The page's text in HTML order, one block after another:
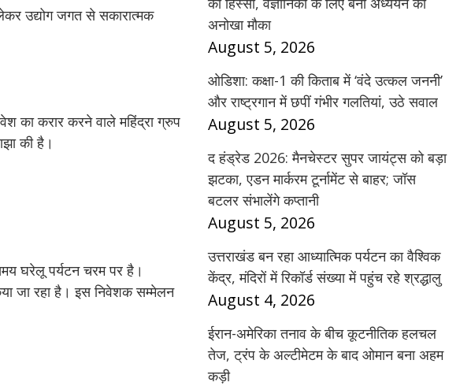
उद्योग जगत से सकारात्मक
करार करने वाले महिंद्रा ग्रुप
की है।
घरेलू पर्यटन चरम पर है।
जा रहा है। इस निवेशक सम्मेलन
अनोखा मौका
August 5, 2026
ओडिशा: कक्षा-1 की किताब में ‘वंदे उत्कल जननी’
और राष्ट्रगान में छपीं गंभीर गलतियां, उठे सवाल
August 5, 2026
द हंड्रेड 2026: मैनचेस्टर सुपर जायंट्स को बड़ा
झटका, एडन मार्करम टूर्नामेंट से बाहर; जॉस
बटलर संभालेंगे कप्तानी
August 5, 2026
उत्तराखंड बन रहा आध्यात्मिक पर्यटन का वैश्विक
केंद्र, मंदिरों में रिकॉर्ड संख्या में पहुंच रहे श्रद्धालु
August 4, 2026
ईरान-अमेरिका तनाव के बीच कूटनीतिक हलचल
तेज, ट्रंप के अल्टीमेटम के बाद ओमान बना अहम
कड़ी